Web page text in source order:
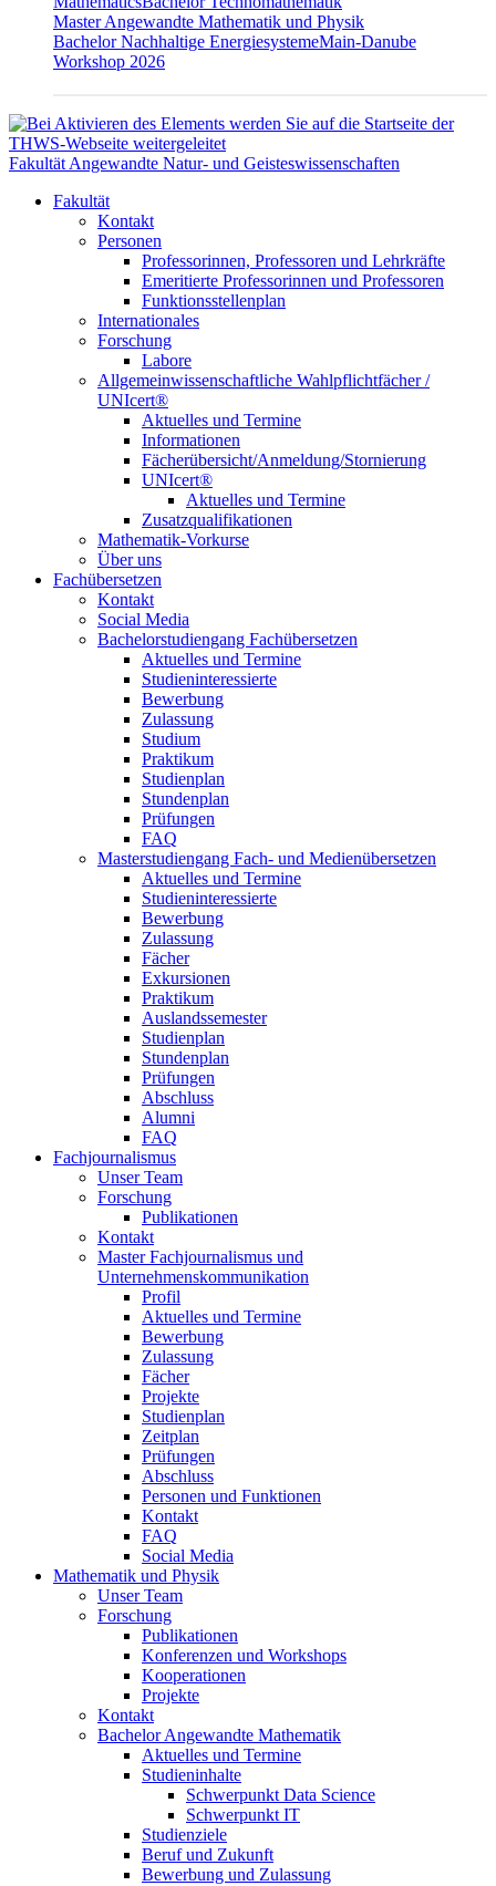
Master Angewandte Mathematik und Physik
Bachelor Nachhaltige EnergiesystemeMain-Danube
Workshop 2026
Fakultät Angewandte Natur- und Geisteswissenschaften
Fakultät
Kontakt
Personen
Professorinnen, Professoren und Lehrkräfte
Emeritierte Professorinnen und Professoren
Funktionsstellenplan
Internationales
Forschung
Labore
Allgemeinwissenschaftliche Wahlpflichtfächer /
UNIcert®
Aktuelles und Termine
Informationen
Fächerübersicht/Anmeldung/Stornierung
UNIcert®
Aktuelles und Termine
Zusatzqualifikationen
Mathematik-Vorkurse
Über uns
Fachübersetzen
Kontakt
Social Media
Bachelorstudiengang Fachübersetzen
Aktuelles und Termine
Studieninteressierte
Bewerbung
Zulassung
Studium
Praktikum
Studienplan
Stundenplan
Prüfungen
FAQ
Masterstudiengang Fach- und Medienübersetzen
Aktuelles und Termine
Studieninteressierte
Bewerbung
Zulassung
Fächer
Exkursionen
Praktikum
Auslandssemester
Studienplan
Stundenplan
Prüfungen
Abschluss
Alumni
FAQ
Fachjournalismus
Unser Team
Forschung
Publikationen
Kontakt
Master Fachjournalismus und
Unternehmenskommunikation
Profil
Aktuelles und Termine
Bewerbung
Zulassung
Fächer
Projekte
Studienplan
Zeitplan
Prüfungen
Abschluss
Personen und Funktionen
Kontakt
FAQ
Social Media
Mathematik und Physik
Unser Team
Forschung
Publikationen
Konferenzen und Workshops
Kooperationen
Projekte
Kontakt
Bachelor Angewandte Mathematik
Aktuelles und Termine
Studieninhalte
Schwerpunkt Data Science
Schwerpunkt IT
Studienziele
Beruf und Zukunft
Bewerbung und Zulassung